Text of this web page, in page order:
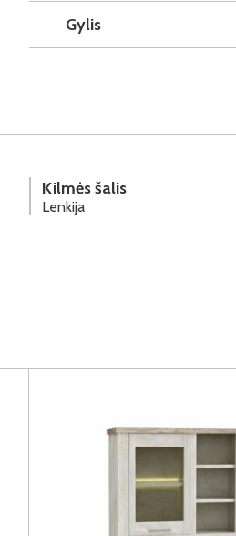
Gylis
Kilmės šalis
Lenkija